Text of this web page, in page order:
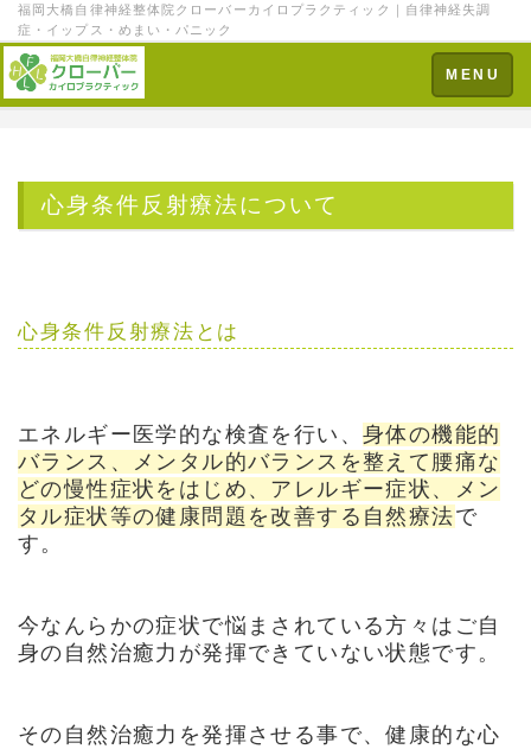
福岡大橋自律神経整体院クローバーカイロプラクティック｜自律神経失調
症・イップス・めまい・パニック
Toggle
navigation
MENU
心身条件反射療法について
心身条件反射療法とは
エネルギー医学的な検査を行い、 身体の機能的
バランス、メンタル的バランスを整えて腰痛な
どの慢性症状をはじめ、アレルギー症状、メン
タル症状等の健康問題を改善する自然療法で
す。
今なんらかの症状で悩まされている方々はご自
身の自然治癒力が発揮できていない状態です。
その自然治癒力を発揮させる事で、健康的な心